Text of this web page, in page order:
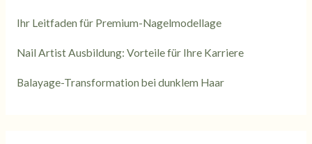
Ihr Leitfaden für Premium-Nagelmodellage
Nail Artist Ausbildung: Vorteile für Ihre Karriere
Balayage-Transformation bei dunklem Haar